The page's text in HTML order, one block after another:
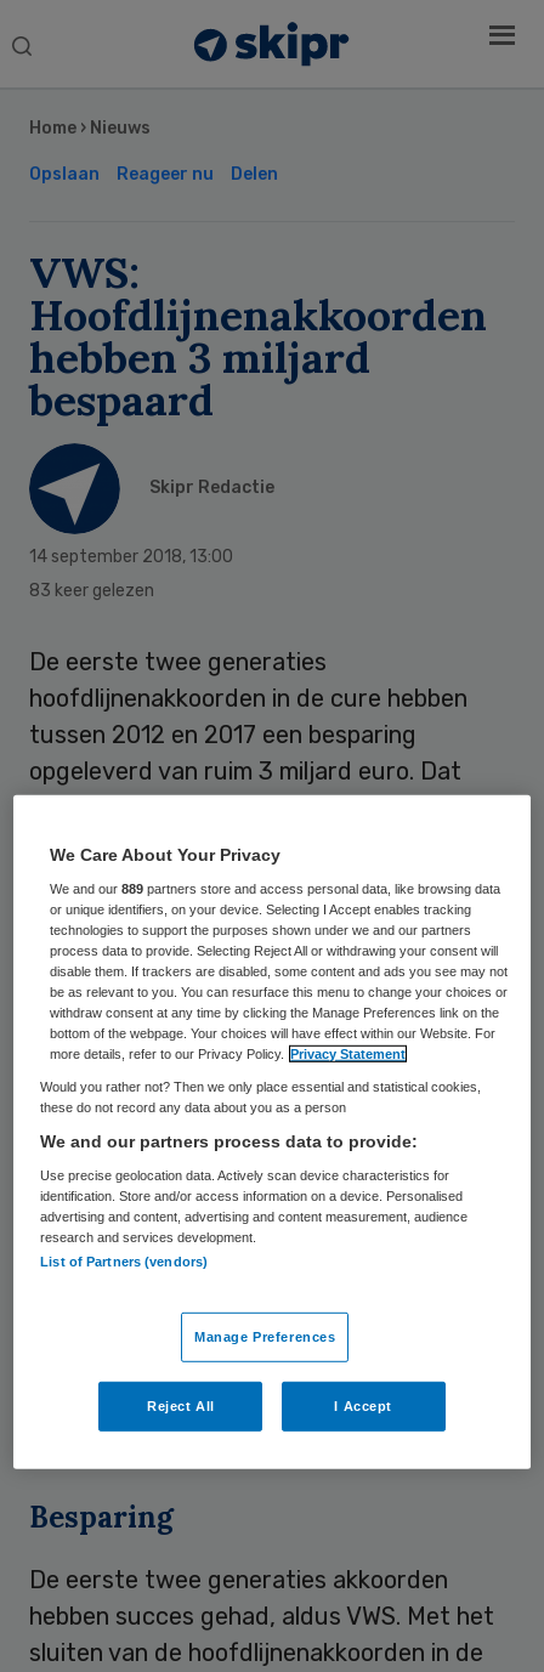
Search
Home › Nieuws
Opslaan Reageer nu Delen
VWS:
Hoofdlijnenakkoorden
hebben 3 miljard
bespaard
Skipr Redactie
14 september 2018, 13:00
83 keer gelezen
De eerste twee generaties
hoofdlijnenakkoorden in de cure hebben
tussen 2012 en 2017 een besparing
opgeleverd van ruim 3 miljard euro. Dat
zorg in een brief aan de Tweede Kamer.
Met zijnbrief van 7 septemberantwoordt
Bruins op Kamervragen van Pia Dijkstra
(D66) over de financiële gevolgen van de
akkoorden.
Het Ministerie van VWS heeft in de periode
2012 tot en met 2017 een aantal
hoofdlijnenakkoorden gesloten met
veldpartijen in de medisch-specialistische
zorg, de ggz, huisartsenzorg en
wijkverpleging. Daarin werden onder andere
uitgaven voor elke sector jaarlijks mochten
stijgen. Directe aanleiding was dat de
stijging van kosten op de lange termijn niet
zo konden doorgaan.
Besparing
De eerste twee generaties akkoorden
hebben succes gehad, aldus VWS. Met het
sluiten van de hoofdlijnenakkoorden in de
Sidebar
We Care About Your Privacy
We and our889 partners store and access personal data, like browsing data
or unique identifiers, on your device. Selecting I Accept enables tracking
technologies to support the purposes shown under we and our partners
process data to provide. Selecting Reject All or withdrawing your consent will
disable them. If trackers are disabled, some content and ads you see may not
be as relevant to you. You can resurface this menu to change your choices or
withdraw consent at any time by clicking the Manage Preferences link on the
bottom of the webpage. Your choices will have effect within our Website. For
more details, refer to our Privacy Policy.
Privacy Statement
Would you rather not? Then we only place essential and statistical cookies,
these do not record any data about you as a person
We and our partners process data to provide:
Use precise geolocation data. Actively scan device characteristics for
identification. Store and/or access information on a device. Personalised
advertising and content, advertising and content measurement, audience
research and services development.
List of Partners (vendors)
Manage Preferences
Reject All I Accept